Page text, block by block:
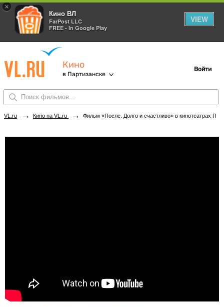
×
Кино ВЛ
FarPost LLC
FREE - In Google Play
VIEW
Кино
в Партизанске
Войти
VL.ru → Кино на VL.ru → Фильм «После. Долго и счастливо» в кинотеатрах Партизанска. Купить билеты!